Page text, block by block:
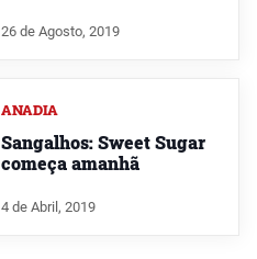
26 de Agosto, 2019
ANADIA
Sangalhos: Sweet Sugar
começa amanhã
4 de Abril, 2019